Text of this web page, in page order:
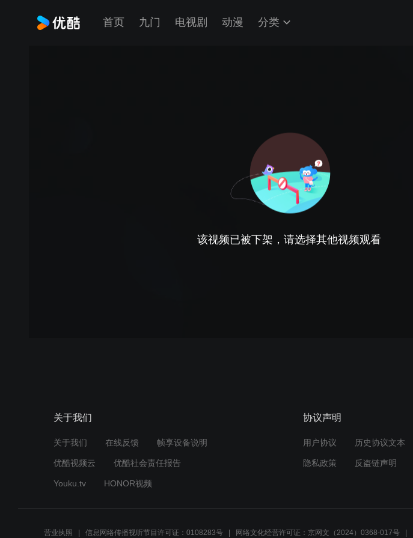
首页 九门 电视剧 动漫 分类
该视频已被下架，请选择其他视频观看
关于我们
关于我们 在线反馈 帧享设备说明
优酷视频云 优酷社会责任报告
Youku.tv HONOR视频
协议声明
用户协议 历史协议文本
隐私政策 反盗链声明
营业执照 信息网络传播视听节目许可证：0108283号 网络文化经营许可证：京网文（2024）0368-017号